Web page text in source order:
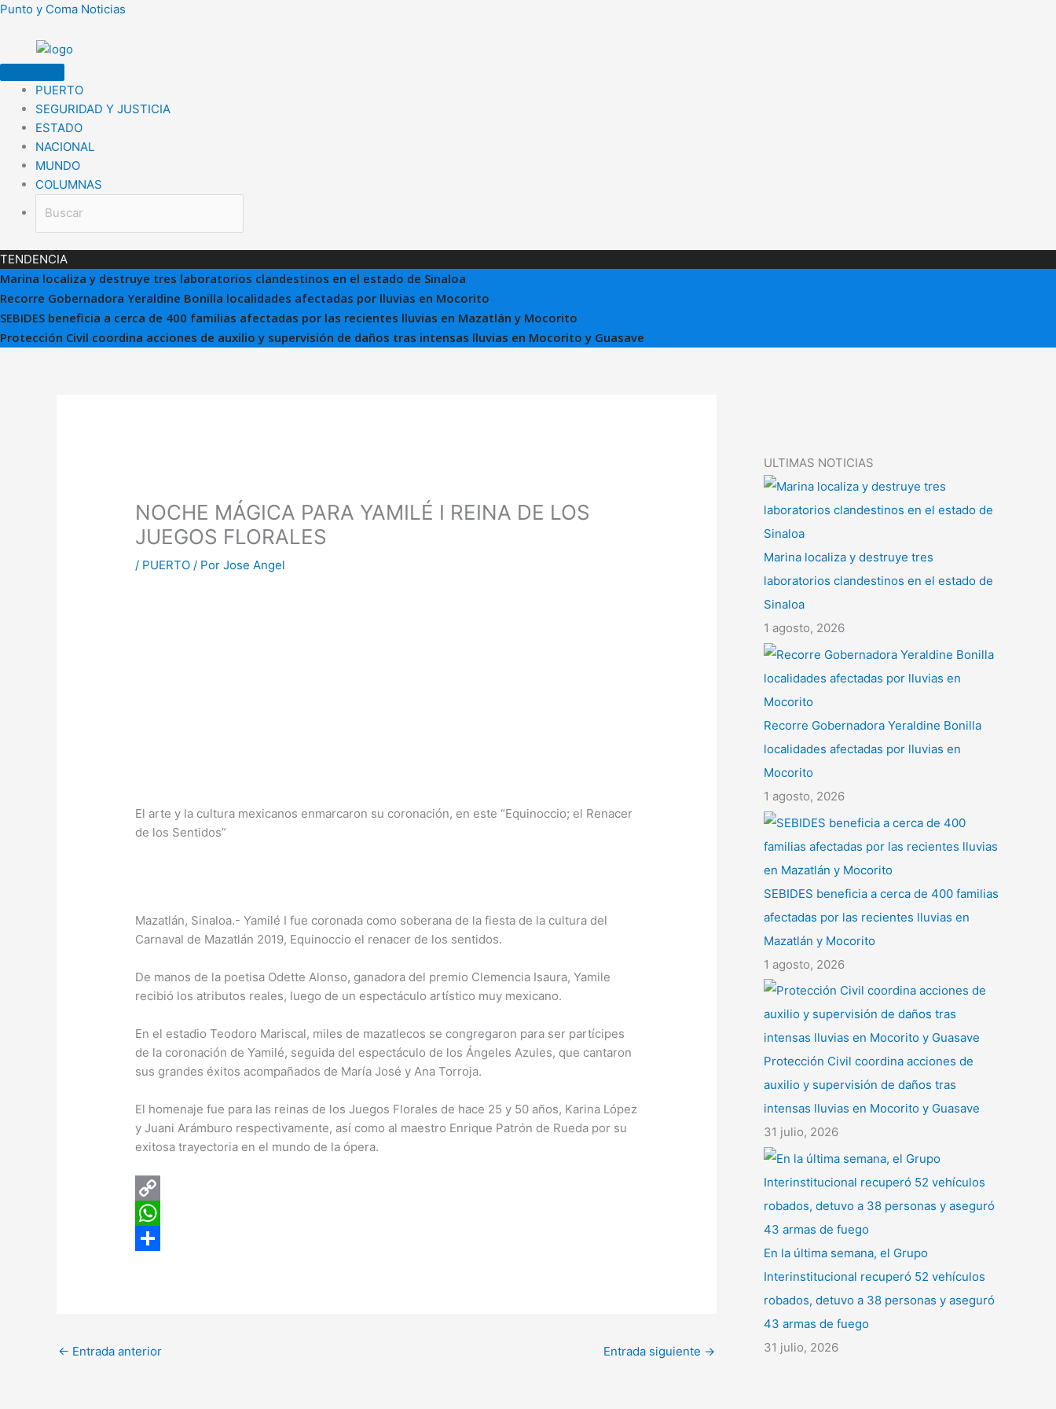
Ir
contenido
Punto y Coma Noticias
PUERTO
SEGURIDAD Y JUSTICIA
ESTADO
NACIONAL
MUNDO
COLUMNAS
TENDENCIA
Marina localiza y destruye tres laboratorios clandestinos en el estado de Sinaloa
Recorre Gobernadora Yeraldine Bonilla localidades afectadas por lluvias en Mocorito
SEBIDES beneficia a cerca de 400 familias afectadas por las recientes lluvias en Mazatlán y Mocorito
Protección Civil coordina acciones de auxilio y supervisión de daños tras intensas lluvias en Mocorito y Guasave
NOCHE MÁGICA PARA YAMILÉ I REINA DE LOS
JUEGOS FLORALES
/ PUERTO / PorJose Angel
El arte y la cultura mexicanos enmarcaron su coronación, en este “Equinoccio; el Renacer
de los Sentidos”
Mazatlán, Sinaloa.- Yamilé I fue coronada como soberana de la fiesta de la cultura del
Carnaval de Mazatlán 2019, Equinoccio el renacer de los sentidos.
De manos de la poetisa Odette Alonso, ganadora del premio Clemencia Isaura, Yamile
recibió los atributos reales, luego de un espectáculo artístico muy mexicano.
En el estadio Teodoro Mariscal, miles de mazatlecos se congregaron para ser partícipes
de la coronación de Yamilé, seguida del espectáculo de los Ángeles Azules, que cantaron
sus grandes éxitos acompañados de María José y Ana Torroja.
El homenaje fue para las reinas de los Juegos Florales de hace 25 y 50 años, Karina López
y Juani Arámburo respectivamente, así como al maestro Enrique Patrón de Rueda por su
exitosa trayectoria en el mundo de la ópera.
C
oW
← Entrada anterior Entrada siguiente →
ULTIMAS NOTICIAS
Marina localiza y destruye tres
laboratorios clandestinos en el estado de
Sinaloa
1 agosto, 2026
Recorre Gobernadora Yeraldine Bonilla
localidades afectadas por lluvias en
Mocorito
1 agosto, 2026
SEBIDES beneficia a cerca de 400 familias
afectadas por las recientes lluvias en
Mazatlán y Mocorito
1 agosto, 2026
Protección Civil coordina acciones de
auxilio y supervisión de daños tras
intensas lluvias en Mocorito y Guasave
31 julio, 2026
En la última semana, el Grupo
Interinstitucional recuperó 52 vehículos
robados, detuvo a 38 personas y aseguró
43 armas de fuego
31 julio, 2026